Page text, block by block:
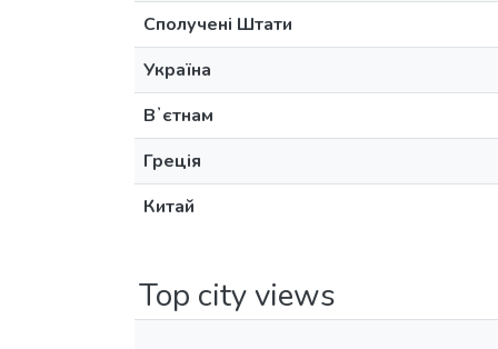
Сполучені Штати
Україна
Вʼєтнам
Греція
Китай
Top city views